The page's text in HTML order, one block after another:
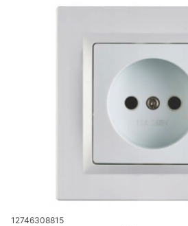
Kod produktu
12746308815